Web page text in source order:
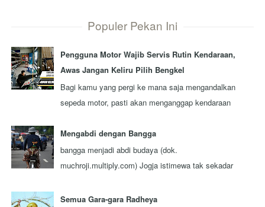
Populer Pekan Ini
Pengguna Motor Wajib Servis Rutin Kendaraan,
Awas Jangan Keliru Pilih Bengkel
Bagi kamu yang pergi ke mana saja mengandalkan
sepeda motor, pasti akan menganggap kendaraan
Mengabdi dengan Bangga
bangga menjadi abdi budaya (dok.
muchroji.multiply.com) Jogja istimewa tak sekadar
keistim...
Semua Gara-gara Radheya